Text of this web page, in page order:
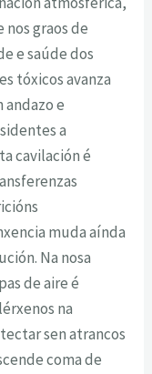
graos de
e saúde dos
tóxicos avanza
e
a
cavilación é
muda aínda
Na nosa
de aire é
na
sen atrancos
coma de